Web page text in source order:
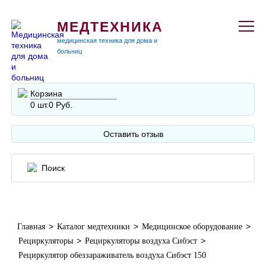
МЕДТЕХНИКА
медицинская техника для дома и
больниц
Корзина
0 шт.0 Руб.
Оставить отзыв
Главная > Каталог медтехники > Медицинское оборудование >
Рециркуляторы > Рециркуляторы воздуха Сибэст >
Рециркулятор обеззараживатель воздуха Сибэст 150